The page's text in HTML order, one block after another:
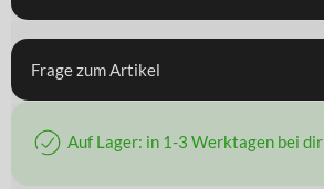
Frage zum Artikel
Auf Lager: in 1-3 Werktagen bei dir